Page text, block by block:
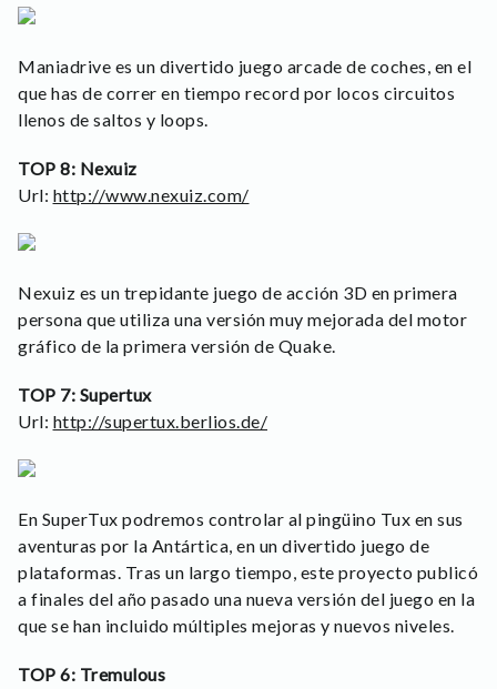
Maniadrive es un divertido juego arcade de coches, en el
que has de correr en tiempo record por locos circuitos
llenos de saltos y loops.
TOP 8: Nexuiz
Url: http://www.nexuiz.com/
Nexuiz es un trepidante juego de acción 3D en primera
persona que utiliza una versión muy mejorada del motor
gráfico de la primera versión de Quake.
TOP 7: Supertux
Url: http://supertux.berlios.de/
En SuperTux podremos controlar al pingüino Tux en sus
aventuras por la Antártica, en un divertido juego de
plataformas. Tras un largo tiempo, este proyecto publicó
a finales del año pasado una nueva versión del juego en la
que se han incluido múltiples mejoras y nuevos niveles.
TOP 6: Tremulous